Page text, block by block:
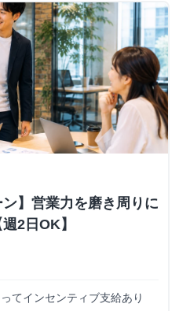
ン】営業力を磨き周りに
2日OK】
てインセンティブ支給あり